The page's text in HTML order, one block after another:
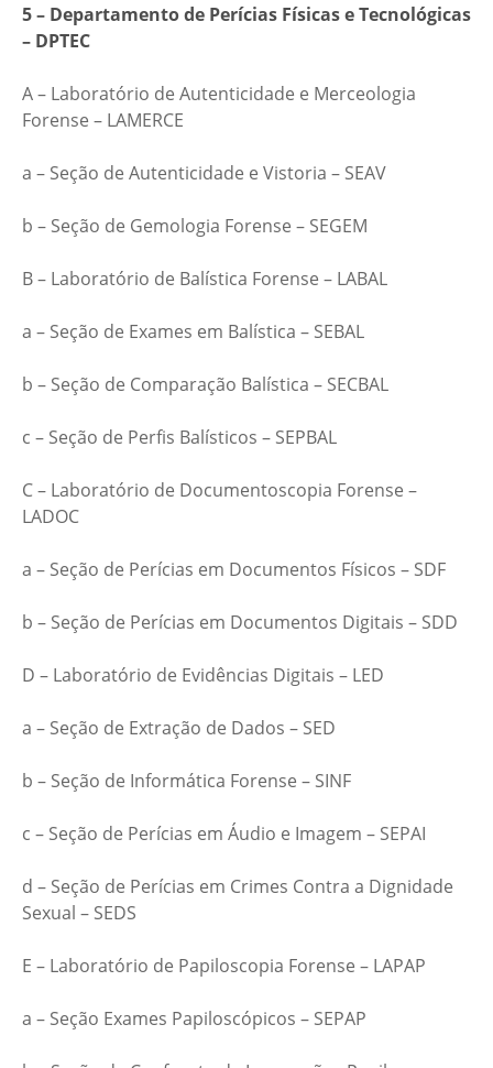
5 – Departamento de Perícias Físicas e Tecnológicas
– DPTEC
A – Laboratório de Autenticidade e Merceologia
Forense – LAMERCE
a – Seção de Autenticidade e Vistoria – SEAV
b – Seção de Gemologia Forense – SEGEM
B – Laboratório de Balística Forense – LABAL
a – Seção de Exames em Balística – SEBAL
b – Seção de Comparação Balística – SECBAL
c – Seção de Perfis Balísticos – SEPBAL
C – Laboratório de Documentoscopia Forense –
LADOC
a – Seção de Perícias em Documentos Físicos – SDF
b – Seção de Perícias em Documentos Digitais – SDD
D – Laboratório de Evidências Digitais – LED
a – Seção de Extração de Dados – SED
b – Seção de Informática Forense – SINF
c – Seção de Perícias em Áudio e Imagem – SEPAI
d – Seção de Perícias em Crimes Contra a Dignidade
Sexual – SEDS
E – Laboratório de Papiloscopia Forense – LAPAP
a – Seção Exames Papiloscópicos – SEPAP